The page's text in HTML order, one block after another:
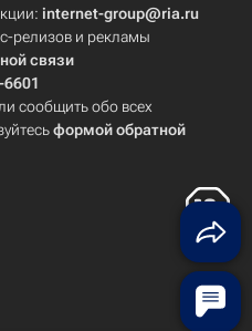
internet-group@ria.ru
релизов и рекламы
связи
6601
сообщить обо всех
формой обратной